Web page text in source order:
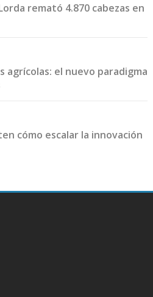
remató 4.870 cabezas en
agrícolas: el nuevo paradigma
cómo escalar la innovación